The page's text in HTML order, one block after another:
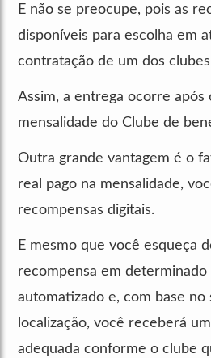
E não se preocupe, pois as
disponíveis para escolha em
contratação de um dos
Assim, a entrega ocorre após
mensalidade do Clube de
Outra grande vantagem é o
real pago na mensalidade,
recompensas digitais.
E mesmo que você esqueça
recompensa em determinado
automatizado e, com base no
localização, você receberá
adequada conforme o clube